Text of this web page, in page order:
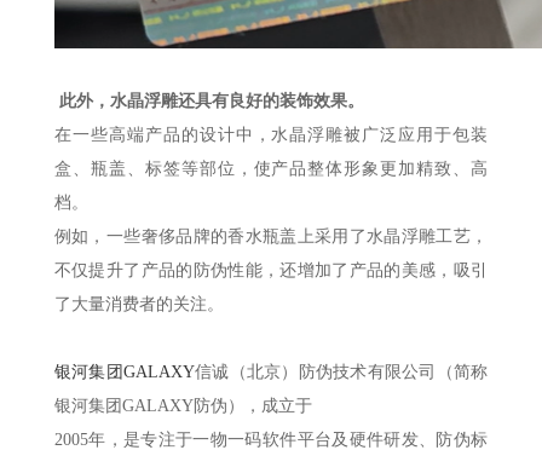
此外，水晶浮雕还具有良好的装饰效果。
在一些高端产品的设计中，水晶浮雕被广泛应用于包装
盒、瓶盖、标签等部位，使产品整体形象更加精致、高
档。
例如，一些奢侈品牌的香水瓶盖上采用了水晶浮雕工艺，
不仅提升了产品的防伪性能，还增加了产品的美感，吸引
了大量消费者的关注。
银河集团GALAXY信诚（北京）防伪技术有限公司（简称
银河集团GALAXY防伪），成立于
2005年，是专注于一物一码软件平台及硬件研发、防伪标